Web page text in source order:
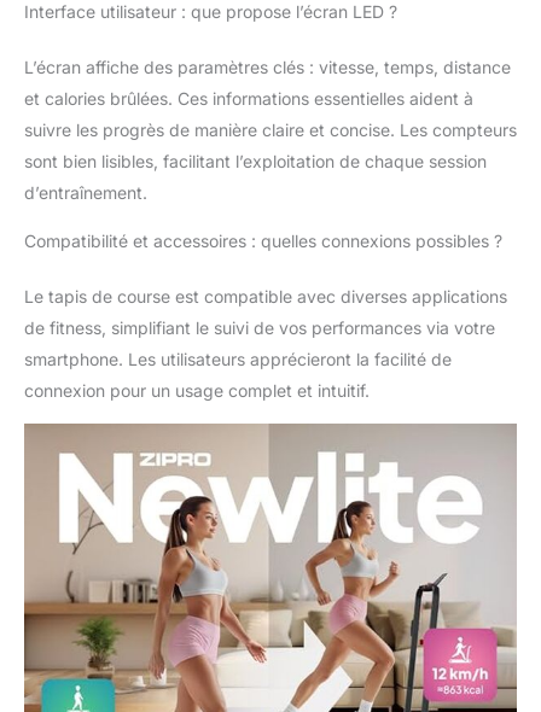
Interface utilisateur : que propose l’écran LED ?
L’écran affiche des paramètres clés : vitesse, temps, distance
et calories brûlées. Ces informations essentielles aident à
suivre les progrès de manière claire et concise. Les compteurs
sont bien lisibles, facilitant l’exploitation de chaque session
d’entraînement.
Compatibilité et accessoires : quelles connexions possibles ?
Le tapis de course est compatible avec diverses applications
de fitness, simplifiant le suivi de vos performances via votre
smartphone. Les utilisateurs apprécieront la facilité de
connexion pour un usage complet et intuitif.